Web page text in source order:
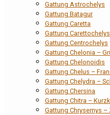
Gattung Astrochelys
Gattung Batagur
Gattung Caretta
Gattung Carettochelys
Gattung Centrochelys
Gattung Chelonia –
Gattung Chelonoidis
Gattung Chelus –
Gattung Chelydra –
Gattung Chersina
Gattung Chitra –
Gattung Chrysemys